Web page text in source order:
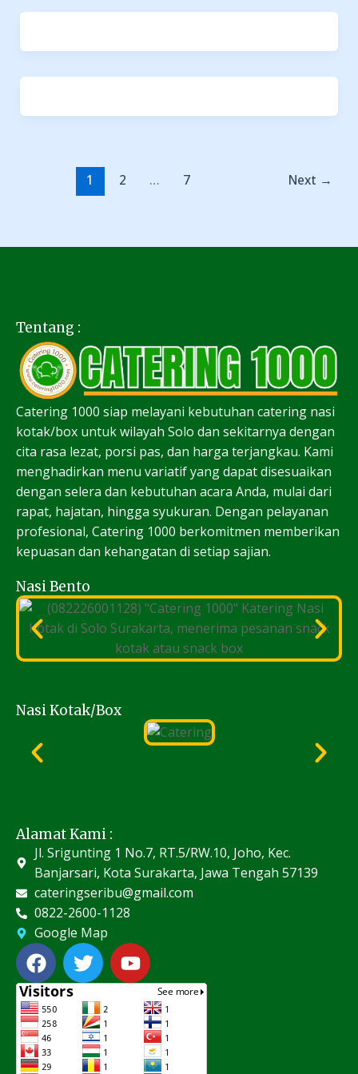
1 2 … 7 Next →
Tentang :
Catering 1000 siap melayani kebutuhan catering nasi
kotak/box untuk wilayah Solo dan sekitarnya dengan
cita rasa lezat, porsi pas, dan harga terjangkau. Kami
menghadirkan menu variatif yang dapat disesuaikan
dengan selera dan kebutuhan acara Anda, mulai dari
rapat, hajatan, hingga syukuran. Dengan pelayanan
profesional, Catering 1000 berkomitmen memberikan
kepuasan dan kehangatan di setiap sajian.
Nasi Bento
Nasi Kotak/Box
Alamat Kami :
Jl. Srigunting 1 No.7, RT.5/RW.10, Joho, Kec.
Banjarsari, Kota Surakarta, Jawa Tengah 57139
cateringseribu@gmail.com
0822-2600-1128
Google Map
F
a
c
e
b
o
T
w
i
t
t
e
Y
o
u